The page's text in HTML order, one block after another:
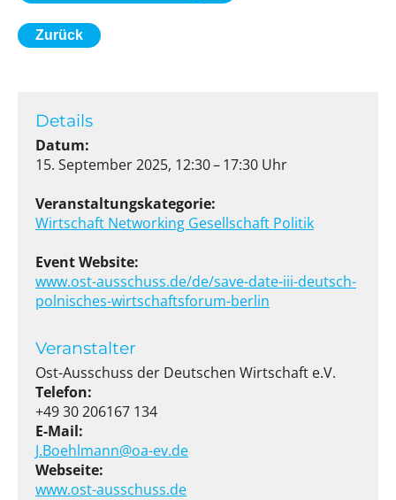
Details
Datum:
15. September 2025, 12:30 – 17:30 Uhr
Veranstaltungskategorie:
Wirtschaft Networking Gesellschaft Politik
Event Website:
www.ost-ausschuss.de/de/save-date-iii-deutsch-
polnisches-wirtschaftsforum-berlin
Veranstalter
Ost-Ausschuss der Deutschen Wirtschaft e.V.
Telefon:
+49 30 206167 134
E-Mail:
J.Boehlmann@oa-ev.de
Webseite:
www.ost-ausschuss.de
Zurück